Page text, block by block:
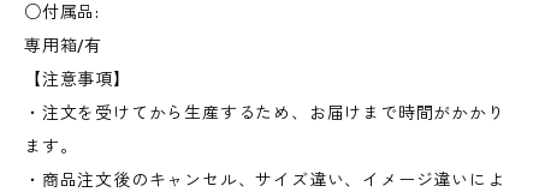
○付属品:
専用箱/有
【注意事項】
・注文を受けてから生産するため、お届けまで時間がかかり
ます。
・商品注文後のキャンセル、サイズ違い、イメージ違いによ